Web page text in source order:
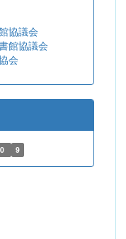
協議会
館協議会
会
0 9